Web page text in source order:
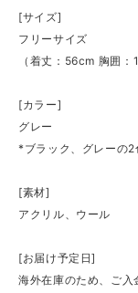
[サイズ]
フリーサイズ
（着丈：56cm 胸囲
[カラー]
グレー
*ブラック、グレーの2
[素材]
アクリル、ウール
[お届け予定日]
海外在庫のため、ご